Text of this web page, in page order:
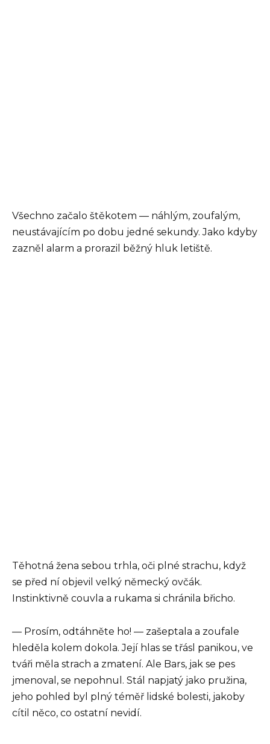
Všechno začalo štěkotem — náhlým, zoufalým,
neustávajícím po dobu jedné sekundy. Jako kdyby
zazněl alarm a prorazil běžný hluk letiště.
Těhotná žena sebou trhla, oči plné strachu, když
se před ní objevil velký německý ovčák.
Instinktivně couvla a rukama si chránila břicho.
— Prosím, odtáhněte ho! — zašeptala a zoufale
hleděla kolem dokola. Její hlas se třásl panikou, ve
tváři měla strach a zmatení. Ale Bars, jak se pes
jmenoval, se nepohnul. Stál napjatý jako pružina,
jeho pohled byl plný téměř lidské bolesti, jakoby
cítil něco, co ostatní nevidí.